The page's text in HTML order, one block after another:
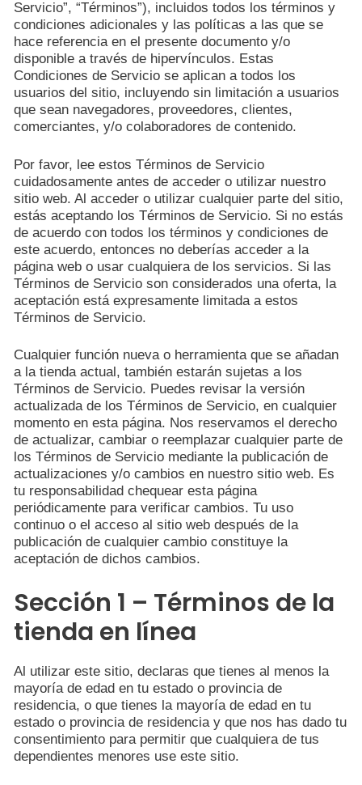
Servicio”, “Términos”), incluidos todos los términos y
condiciones adicionales y las políticas a las que se
hace referencia en el presente documento y/o
disponible a través de hipervínculos. Estas
Condiciones de Servicio se aplican a todos los
usuarios del sitio, incluyendo sin limitación a usuarios
que sean navegadores, proveedores, clientes,
comerciantes, y/o colaboradores de contenido.
Por favor, lee estos Términos de Servicio
cuidadosamente antes de acceder o utilizar nuestro
sitio web. Al acceder o utilizar cualquier parte del sitio,
estás aceptando los Términos de Servicio. Si no estás
de acuerdo con todos los términos y condiciones de
este acuerdo, entonces no deberías acceder a la
página web o usar cualquiera de los servicios. Si las
Términos de Servicio son considerados una oferta, la
aceptación está expresamente limitada a estos
Términos de Servicio.
Cualquier función nueva o herramienta que se añadan
a la tienda actual, también estarán sujetas a los
Términos de Servicio. Puedes revisar la versión
actualizada de los Términos de Servicio, en cualquier
momento en esta página. Nos reservamos el derecho
de actualizar, cambiar o reemplazar cualquier parte de
los Términos de Servicio mediante la publicación de
actualizaciones y/o cambios en nuestro sitio web. Es
tu responsabilidad chequear esta página
periódicamente para verificar cambios. Tu uso
continuo o el acceso al sitio web después de la
publicación de cualquier cambio constituye la
aceptación de dichos cambios.
Sección 1 – Términos de la
tienda en línea
Al utilizar este sitio, declaras que tienes al menos la
mayoría de edad en tu estado o provincia de
residencia, o que tienes la mayoría de edad en tu
estado o provincia de residencia y que nos has dado tu
consentimiento para permitir que cualquiera de tus
dependientes menores use este sitio.